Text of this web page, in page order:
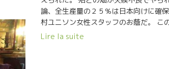
いあ
ス、
妙な
ろう
い
取り
トの
・ロシ
ラ・
た、
論、全生産量の２５％は日本向けに確
村ユニソン女性スタッフのお蔭だ。 こ
ん、高橋さんがやって来た。 厳
Lire la suite